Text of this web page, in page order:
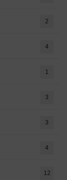
2
4
1
3
3
4
12